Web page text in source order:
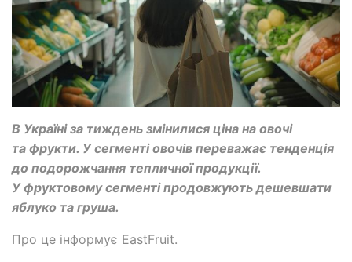
В Україні за тиждень змінилися ціна на овочі
та фрукти. У сегменті овочів переважає тенденція
до подорожчання тепличної продукції.
У фруктовому сегменті продовжують дешевшати
яблуко та груша.
Про це інформує EastFruit.